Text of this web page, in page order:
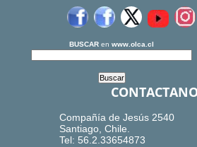
BUSCAR en www.olca.cl
Compañía de Jesús 2540
Santiago, Chile.
Tel: 56.2.33654873